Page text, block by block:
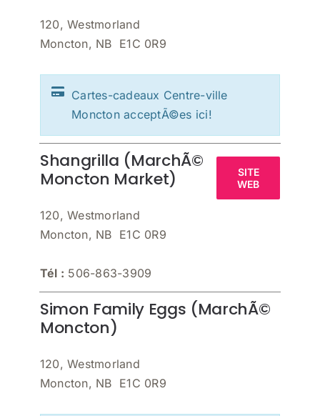
120, Westmorland
Moncton, NB E1C 0R9
Cartes-cadeaux Centre-ville
Moncton acceptÃ©es ici!
Shangrilla (MarchÃ©
Moncton Market)
SITE
WEB
120, Westmorland
Moncton, NB E1C 0R9
Tél : 506-863-3909
Simon Family Eggs (MarchÃ©
Moncton)
120, Westmorland
Moncton, NB E1C 0R9